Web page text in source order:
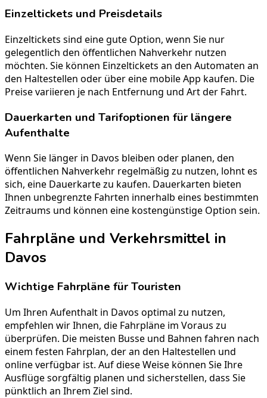
Einzeltickets und Preisdetails
Einzeltickets sind eine gute Option, wenn Sie nur
gelegentlich den öffentlichen Nahverkehr nutzen
möchten. Sie können Einzeltickets an den Automaten an
den Haltestellen oder über eine mobile App kaufen. Die
Preise variieren je nach Entfernung und Art der Fahrt.
Dauerkarten und Tarifoptionen für längere
Aufenthalte
Wenn Sie länger in Davos bleiben oder planen, den
öffentlichen Nahverkehr regelmäßig zu nutzen, lohnt es
sich, eine Dauerkarte zu kaufen. Dauerkarten bieten
Ihnen unbegrenzte Fahrten innerhalb eines bestimmten
Zeitraums und können eine kostengünstige Option sein.
Fahrpläne und Verkehrsmittel in
Davos
Wichtige Fahrpläne für Touristen
Um Ihren Aufenthalt in Davos optimal zu nutzen,
empfehlen wir Ihnen, die Fahrpläne im Voraus zu
überprüfen. Die meisten Busse und Bahnen fahren nach
einem festen Fahrplan, der an den Haltestellen und
online verfügbar ist. Auf diese Weise können Sie Ihre
Ausflüge sorgfältig planen und sicherstellen, dass Sie
pünktlich an Ihrem Ziel sind.